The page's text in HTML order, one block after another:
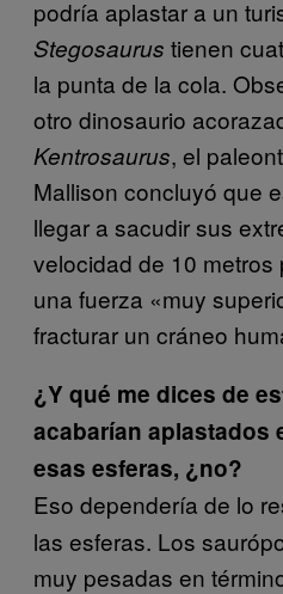
podría aplastar a un
Stegosaurus tienen
la punta de la cola.
otro dinosaurio
Kentrosaurus, el
Mallison concluyó que
llegar a sacudir sus
velocidad de 10 metros
una fuerza «muy
fracturar un cráneo
¿Y qué me dices de
acabarían aplastados
esas esferas, ¿no?
Eso dependería de lo
las esferas. Los
muy pesadas en